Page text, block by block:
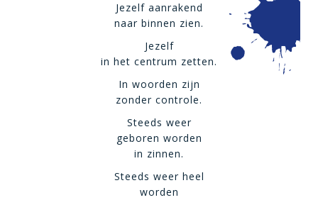
Jezelf aanrakend
naar binnen zien.
Jezelf
in het centrum zetten.
In woorden zijn
zonder controle.
Steeds weer
geboren worden
in zinnen.
Steeds weer heel
worden